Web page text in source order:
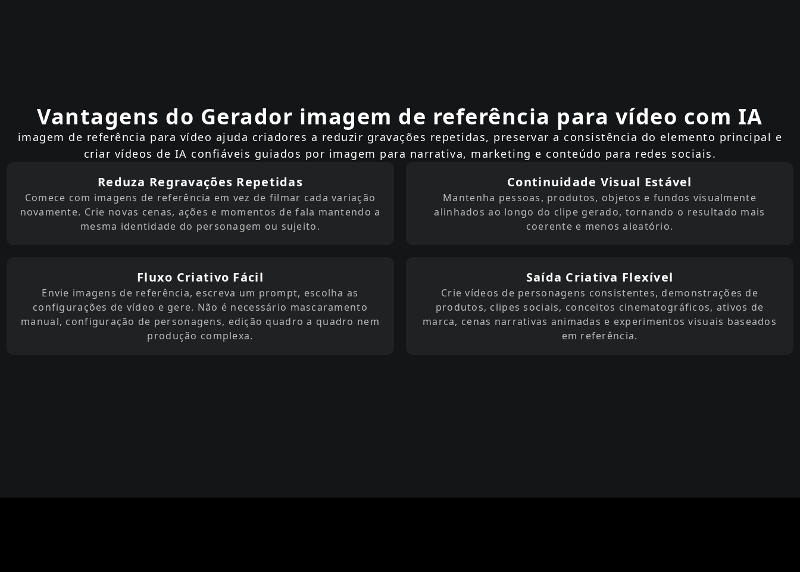
Vantagens do Gerador imagem de referência para vídeo com IA
imagem de referência para vídeo ajuda criadores a reduzir gravações repetidas, preservar a consistência do elemento principal e
criar vídeos de IA confiáveis guiados por imagem para narrativa, marketing e conteúdo para redes sociais.
Reduza Regravações Repetidas
Comece com imagens de referência em vez de filmar cada variação
novamente. Crie novas cenas, ações e momentos de fala mantendo a
mesma identidade do personagem ou sujeito.
Continuidade Visual Estável
Mantenha pessoas, produtos, objetos e fundos visualmente
alinhados ao longo do clipe gerado, tornando o resultado mais
coerente e menos aleatório.
Fluxo Criativo Fácil
Envie imagens de referência, escreva um prompt, escolha as
configurações de vídeo e gere. Não é necessário mascaramento
manual, configuração de personagens, edição quadro a quadro nem
produção complexa.
Saída Criativa Flexível
Crie vídeos de personagens consistentes, demonstrações de
produtos, clipes sociais, conceitos cinematográficos, ativos de
marca, cenas narrativas animadas e experimentos visuais baseados
em referência.